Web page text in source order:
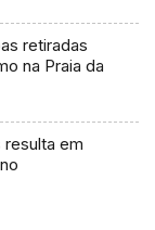
retiradas
na Praia da
resulta em